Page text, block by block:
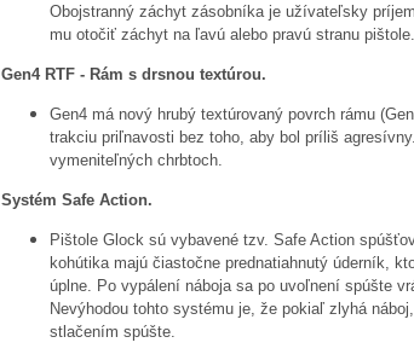
Obojstranný záchyt zásobníka je užívateľsky
mu otočiť záchyt na ľavú alebo pravú stranu pištole.
Gen4 RTF - Rám s drsnou textúrou.
Gen4 má nový hrubý textúrovaný povrch rámu
trakciu priľnavosti bez toho, aby bol príliš
vymeniteľných chrbtoch.
Systém Safe Action.
Pištole Glock sú vybavené tzv. Safe Action
kohútika majú čiastočne prednatiahnutý úderník,
úplne. Po vypálení náboja sa po uvoľnení spúšte
Nevýhodou tohto systému je, že pokiaľ zlyhá
stlačením spúšte.